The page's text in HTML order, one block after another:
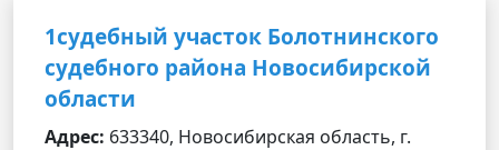
1судебный участок Болотнинского
судебного района Новосибирской
области
Адрес: 633340, Новосибирская область, г.